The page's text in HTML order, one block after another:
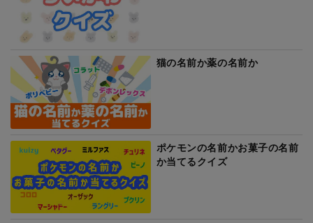
猫の名前か薬の名前か
ポケモンの名前かお菓子の名前
か当てるクイズ